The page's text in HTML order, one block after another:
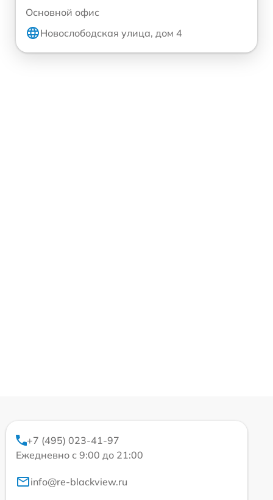
Основной офис
Новослободская улица, дом 4
+7 (495) 023-41-97
Ежедневно с 9:00 до 21:00
info@re-blackview.ru